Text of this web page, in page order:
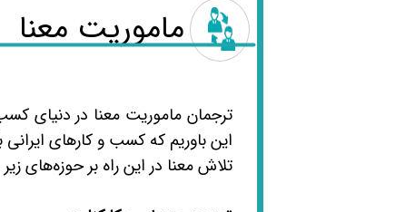
​ماموریت معنا
ترجمان ماموریت معنا در دنیای
این باوریم که کسب و کارهای ایرانی
تلاش معنا در این راه بر حوزه‌های